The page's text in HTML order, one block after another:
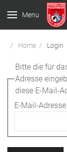
Menu
Home Login
Bitte die für
Adresse
diese E-Mail-
E-Mail-Adresse